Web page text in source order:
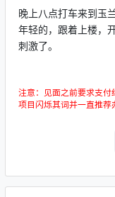
晚上八点打车来到玉
年轻的，跟着上楼，
刺激了。
注意：见面之前要求支
项目闪烁其词并一直推荐